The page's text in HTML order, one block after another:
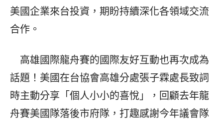
美國企業來台投資，期盼持續深化各領域交流
合作。
高雄國際龍舟賽的國際友好互動也再次成為
話題！美國在台協會高雄分處張子霖處長致詞
時主動分享「個人小小的喜悅」，回顧去年龍
舟賽美國隊落後市府隊，打趣感謝今年議會隊